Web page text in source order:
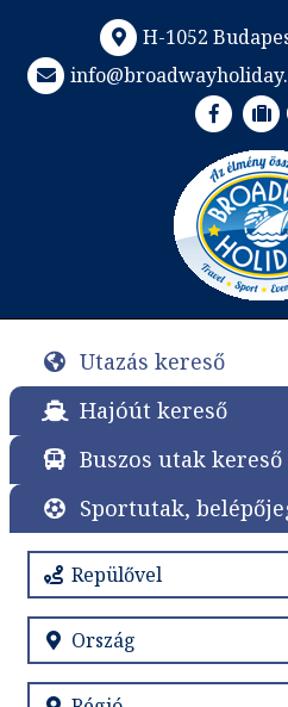
H-1052
Utazás kereső
Hajóút kereső
Buszos utak kereső
Sportutak,